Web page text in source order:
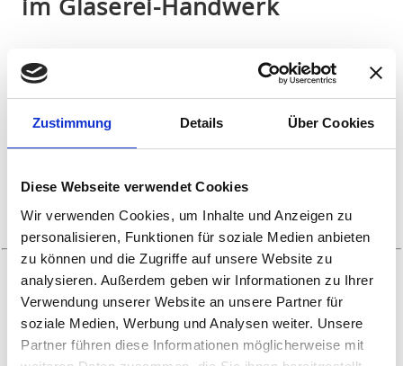
Zustimmung Details Über Cookies
Diese Webseite verwendet Cookies
Wir verwenden Cookies, um Inhalte und Anzeigen zu
personalisieren, Funktionen für soziale Medien anbieten
zu können und die Zugriffe auf unsere Website zu
analysieren. Außerdem geben wir Informationen zu Ihrer
Verwendung unserer Website an unsere Partner für
soziale Medien, Werbung und Analysen weiter. Unsere
Partner führen diese Informationen möglicherweise mit
im Glaserei-Handwerk
Setzen Sie bei Ihren Projekten auf mehr als 60 Jahre
Erfahrung im Glaserei-Handwerk und profitieren Sie
von meisterhafter Qualität – made in Karlsruhe. Wir
sind davon überzeugt, dass neben stetigen
Denn Konstanz ist ein wichtiger Baustein für das
Vertrauen unserer Kunden. So bieten wir neben
konstant hoher Qualität auch seit jeher eine
konstant kundenorientierte Beratung an.
Der Kunde im Mittelpunkt
Dabei kommt es für uns nicht darauf an, für welche
Leistung oder welches Produkt Sie sich entscheiden
sollten: Unser Team setzt sich aus bestens